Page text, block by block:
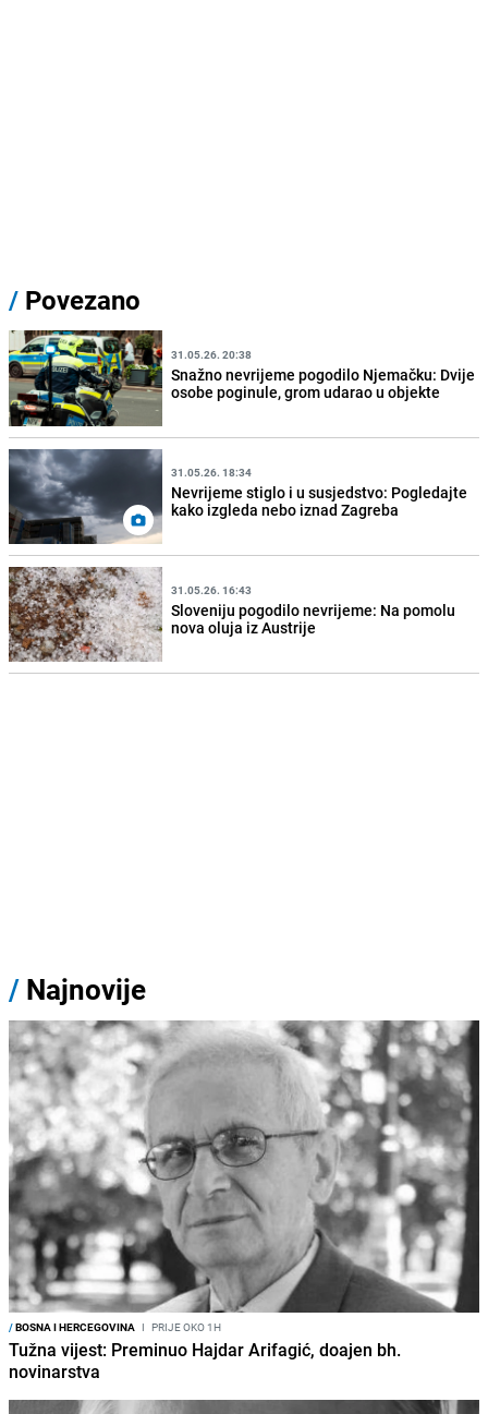
/ Povezano
31.05.26. 20:38
Snažno nevrijeme pogodilo Njemačku: Dvije
osobe poginule, grom udarao u objekte
31.05.26. 18:34
Nevrijeme stiglo i u susjedstvo: Pogledajte
kako izgleda nebo iznad Zagreba
31.05.26. 16:43
Sloveniju pogodilo nevrijeme: Na pomolu
nova oluja iz Austrije
/ Najnovije
/BOSNA I HERCEGOVINA I PRIJE OKO 1H
Tužna vijest: Preminuo Hajdar Arifagić, doajen bh.
novinarstva